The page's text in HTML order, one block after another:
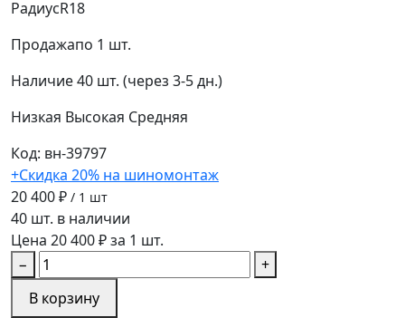
РадиусR18
Продажапо 1 шт.
Наличие40 шт. (через 3-5 дн.)
Низкая Высокая Средняя
Код: вн-39797
+Скидка 20% на шиномонтаж
20 400 ₽ / 1 шт
40 шт. в наличии
Цена 20 400 ₽ за 1 шт.
−
+
В корзину